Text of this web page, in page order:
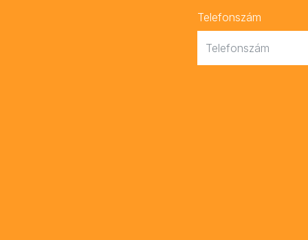
Telefonszám